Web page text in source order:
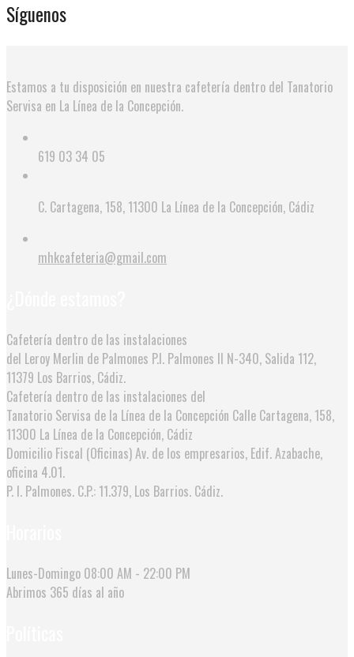
Síguenos
Estamos a tu disposición en nuestra cafetería dentro del Tanatorio
Servisa en La Línea de la Concepción.
619 03 34 05
C. Cartagena, 158, 11300 La Línea de la Concepción, Cádiz
mhkcafeteria@gmail.com
Cafetería dentro de las instalaciones
del Leroy Merlin de Palmones P.I. Palmones II N-340, Salida 112,
11379 Los Barrios, Cádiz.
Cafetería dentro de las instalaciones del
Tanatorio Servisa de la Línea de la Concepción Calle Cartagena, 158,
11300 La Línea de la Concepción, Cádiz
Domicilio Fiscal (Oficinas)Av. de los empresarios, Edif. Azabache,
oficina 4.01.
P. I. Palmones. C.P.: 11.379, Los Barrios. Cádiz.
Lunes-Domingo 08:00 AM - 22:00 PM
Abrimos 365 días al año